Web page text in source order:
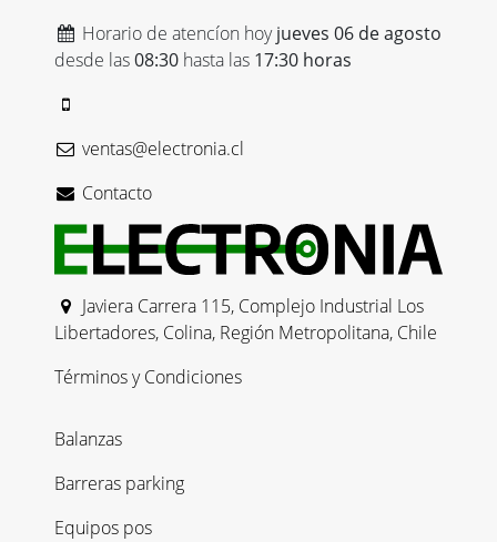
Horario de atencíon hoyjueves 06 de agosto
desde las08:30 hasta las 17:30 horas
ventas@electronia.cl
Contacto
Javiera Carrera 115, Complejo Industrial Los
Libertadores, Colina, Región Metropolitana, Chile
Términos y Condiciones
Balanzas
Barreras parking
Equipos pos